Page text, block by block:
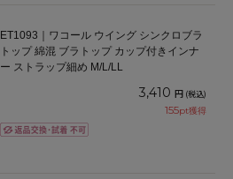
ET1093｜ワコール ウイング シンクロブラ
トップ 綿混 ブラトップ カップ付きインナ
ー ストラップ細め M/L/LL
3,410 円 (税込)
155pt獲得